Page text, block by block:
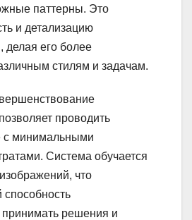
паттерны. Это
и детализацию
делая его более
стилям и задачам.
проводить
с минимальными
Система обучается
что
способность
принимать решения и